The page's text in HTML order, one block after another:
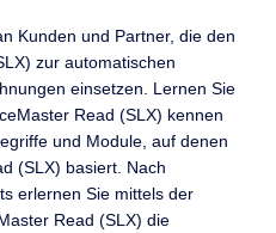
Kunden und Partner, die den
zur automatischen
einsetzen. Lernen Sie
Read (SLX) kennen
und Module, auf denen
(SLX) basiert. Nach
erlernen Sie mittels der
Read (SLX) die